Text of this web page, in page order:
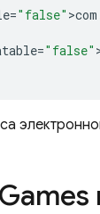
="false" >com
="false"